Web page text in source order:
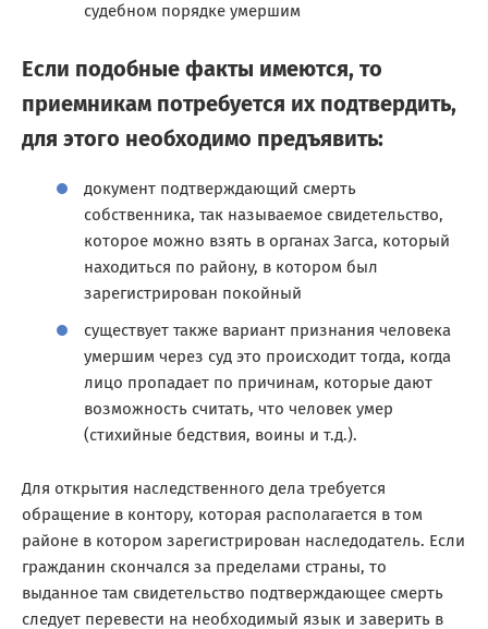
судебном порядке умершим
Если подобные факты имеются, то
приемникам потребуется их подтвердить,
для этого необходимо предъявить:
документ подтверждающий смерть
собственника, так называемое свидетельство,
которое можно взять в органах Загса, который
находиться по району, в котором был
зарегистрирован покойный
существует также вариант признания человека
умершим через суд это происходит тогда, когда
лицо пропадает по причинам, которые дают
возможность считать, что человек умер
(стихийные бедствия, воины и т.д.).
Для открытия наследственного дела требуется
обращение в контору, которая располагается в том
районе в котором зарегистрирован наследодатель. Если
гражданин скончался за пределами страны, то
выданное там свидетельство подтверждающее смерть
следует перевести на необходимый язык и заверить в